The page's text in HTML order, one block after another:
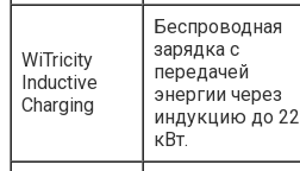
WiTricity
Inductive
Charging
Беспроводная
зарядка с
передачей
энергии через
индукцию до 22
кВт.